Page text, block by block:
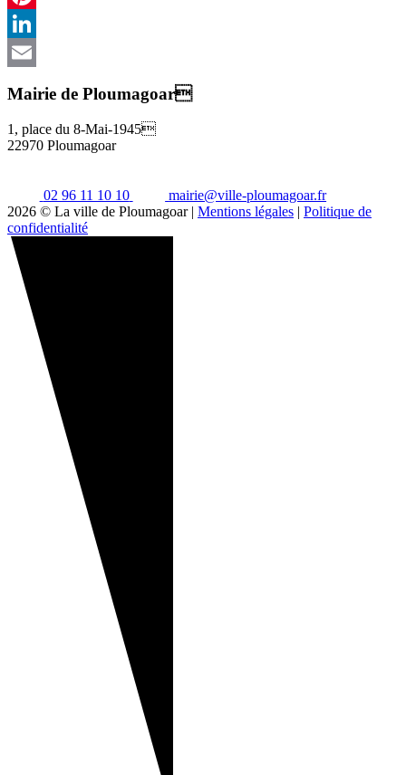
Pinterest
LinkedIn
Mairie de Ploumagoar
1, place du 8-Mai-1945
22970 Ploumagoar
02 96 11 10 10
mairie@ville-ploumagoar.fr
2026 © La ville de Ploumagoar | Mentions légales | Politique de
confidentialité